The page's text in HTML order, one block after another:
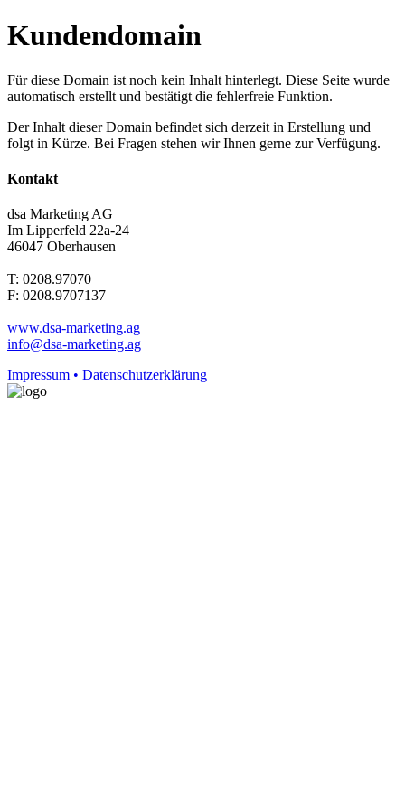
Kundendomain
Für diese Domain ist noch kein Inhalt hinterlegt. Diese Seite wurde
automatisch erstellt und bestätigt die fehlerfreie Funktion.
Der Inhalt dieser Domain befindet sich derzeit in Erstellung und
folgt in Kürze. Bei Fragen stehen wir Ihnen gerne zur Verfügung.
Kontakt
dsa Marketing AG
Im Lipperfeld 22a-24
46047 Oberhausen
T: 0208.97070
F: 0208.9707137
www.dsa-marketing.ag
info@dsa-marketing.ag
Impressum • Datenschutzerklärung